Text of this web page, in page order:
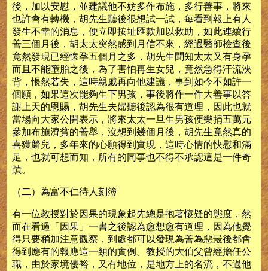
後，加以安慰，並建議他不妨多作布施，多行善事，將來
也許會有轉機，胡先生聽後很想試一試，每看到報上有人
發生不幸的消息，便立即按址匯款加以救助，如此連續行
善三個月後，胡太太突然感到月信不來，經過醫師檢查後
竟然發現已經懷孕五個月之多，胡先生聞知太太又有身孕
而且不能墮胎之後，為了害怕再生女兒，竟然急得汗流浹
背，悵然若失，這時親戚再向他建議，事到如今不如許一
個願，如果這次能夠生下男孩，事後將作一件大善事以答
謝上天的恩賜，胡先生夫婦聽後認為很有道理，因此也就
當場向大家公開表示，將來太太一旦生男孩便樂捐五萬元
參加布施濟貧的善舉，沒想到幾個月後，胡先生竟然真的
喜獲麟兒，多年來的心願得到實現，這時心情的快慰和滿
足，也就可想而知，所有的同事也不得不承認這是一件奇
蹟。
（二）為富不仁待人刻簿
有一位教授對於因果的現象起先總是抱著懷疑的態度，然
而在看過「因果」一書之後認為愈想愈有道理，因為他覺
得只要稍加注意觀察，到處都可以發現為善為惡最後都會
得到應有的報應這一類的實例。教授的大伯父曾經擔任公
職，由於家境優裕，又有地位，是地方上的名流，不過他